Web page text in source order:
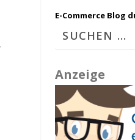
E-Commerce Blog
Anzeige